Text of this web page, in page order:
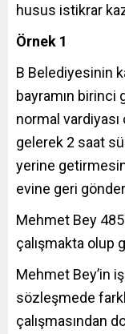
husus istikrar
Örnek 1
B Belediyesinin
bayramın birinci
normal vardiyası
gelerek 2 saat
yerine
evine geri
Mehmet Bey
çalışmakta olup
Mehmet Bey’in
sözleşmede
çalışmasından